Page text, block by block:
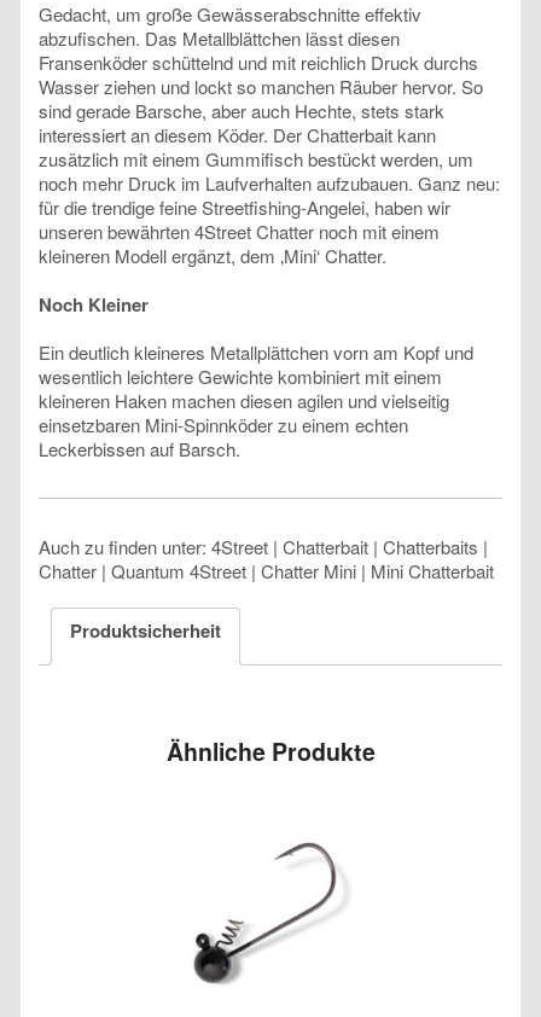
Gedacht, um große Gewässerabschnitte effektiv
abzufischen. Das Metallblättchen lässt diesen
Fransenköder schüttelnd und mit reichlich Druck durchs
Wasser ziehen und lockt so manchen Räuber hervor. So
sind gerade Barsche, aber auch Hechte, stets stark
interessiert an diesem Köder. Der Chatterbait kann
zusätzlich mit einem Gummifisch bestückt werden, um
noch mehr Druck im Laufverhalten aufzubauen. Ganz neu:
für die trendige feine Streetfishing-Angelei, haben wir
unseren bewährten 4Street Chatter noch mit einem
kleineren Modell ergänzt, dem ‚Mini‘ Chatter.
Noch Kleiner
Ein deutlich kleineres Metallplättchen vorn am Kopf und
wesentlich leichtere Gewichte kombiniert mit einem
kleineren Haken machen diesen agilen und vielseitig
einsetzbaren Mini-Spinnköder zu einem echten
Leckerbissen auf Barsch.
Auch zu finden unter: 4Street | Chatterbait | Chatterbaits |
Chatter | Quantum 4Street | Chatter Mini | Mini Chatterbait
Produktsicherheit
Ähnliche Produkte